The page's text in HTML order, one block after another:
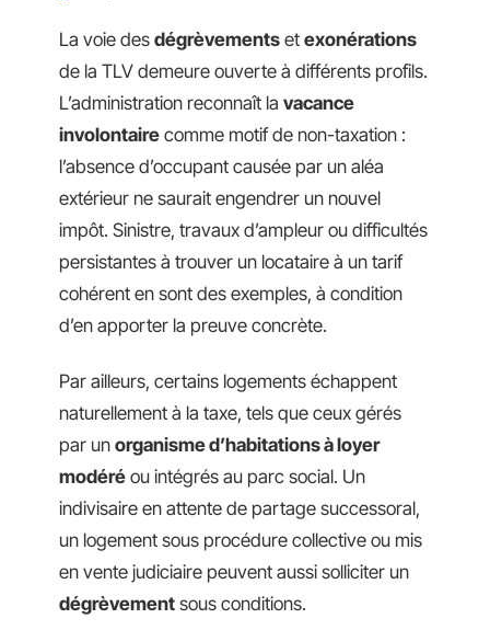
La voie des dégrèvements et exonérations
de la TLV demeure ouverte à différents profils.
L’administration reconnaît la vacance
involontaire comme motif de non-taxation :
l’absence d’occupant causée par un aléa
extérieur ne saurait engendrer un nouvel
impôt. Sinistre, travaux d’ampleur ou difficultés
persistantes à trouver un locataire à un tarif
cohérent en sont des exemples, à condition
d’en apporter la preuve concrète.
Par ailleurs, certains logements échappent
naturellement à la taxe, tels que ceux gérés
par un organisme d’habitations à loyer
modéré ou intégrés au parc social. Un
indivisaire en attente de partage successoral,
un logement sous procédure collective ou mis
en vente judiciaire peuvent aussi solliciter un
dégrèvement sous conditions.